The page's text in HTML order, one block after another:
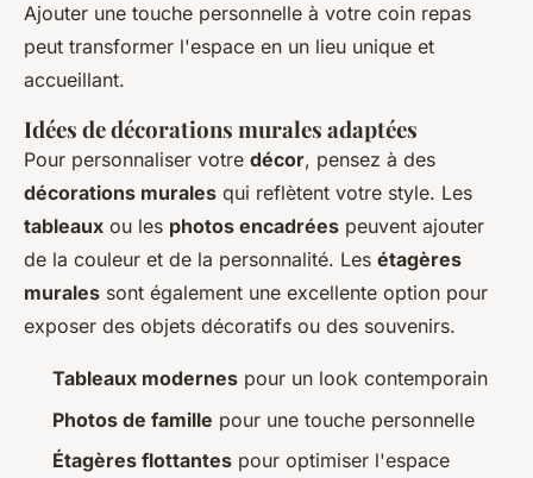
Ajouter une touche personnelle à votre coin repas
peut transformer l'espace en un lieu unique et
accueillant.
Idées de décorations murales adaptées
Pour personnaliser votre décor, pensez à des
décorations murales qui reflètent votre style. Les
tableaux ou les photos encadrées peuvent ajouter
de la couleur et de la personnalité. Les étagères
murales sont également une excellente option pour
exposer des objets décoratifs ou des souvenirs.
Tableaux modernes pour un look contemporain
Photos de famille pour une touche personnelle
Étagères flottantes pour optimiser l'espace